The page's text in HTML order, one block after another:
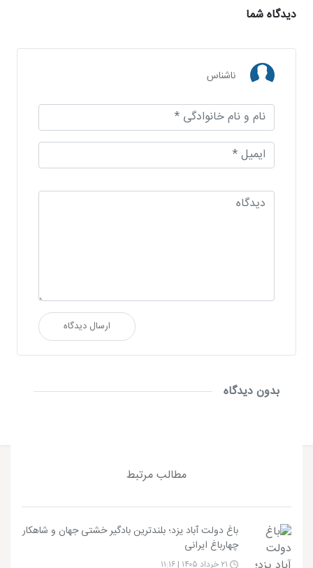
دیدگاه شما
ناشناس
ارسال دیدگاه
بدون دیدگاه
مطالب مرتبط
باغ دولت آباد یزد؛ بلندترین بادگیر خشتی جهان و شاهکار
چهارباغ ایرانی